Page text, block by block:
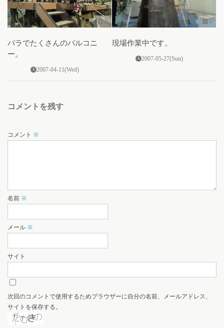
0
バラでたくさんのバルコニ
ー。
2007-04-11(Wed)
0
現場作業中です。
2007-05-27(Sun)
コメントを残す
コメント ※
名前 ※
メール ※
サイト
次回のコメントで使用するためブラウザーに自分の名前、メールアドレス、
サイトを保存する。